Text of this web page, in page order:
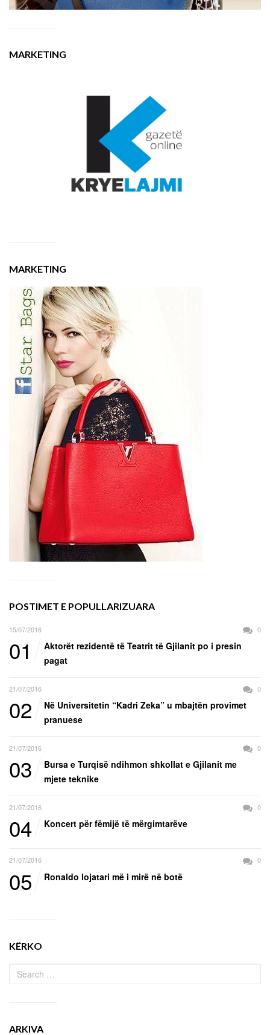
MARKETING
MARKETING
POSTIMET E POPULLARIZUARA
15/07/2016 0
01
Aktorët rezidentë të Teatrit të Gjilanit po i presin
pagat
21/07/2016 0
02
Në Universitetin “Kadri Zeka” u mbajtën provimet
pranuese
21/07/2016 0
03
Bursa e Turqisë ndihmon shkollat e Gjilanit me
mjete teknike
21/07/2016 0
04 Koncert për fëmijë të mërgimtarëve
21/07/2016 0
05 Ronaldo lojatari më i mirë në botë
KËRKO
ARKIVA